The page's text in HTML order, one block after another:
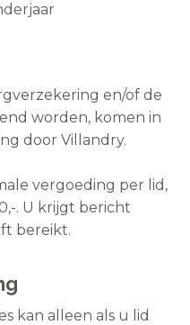
en/of de
worden, komen in
door Villandry.
vergoeding per lid,
. U krijgt bericht
bereikt.
kan alleen als u lid